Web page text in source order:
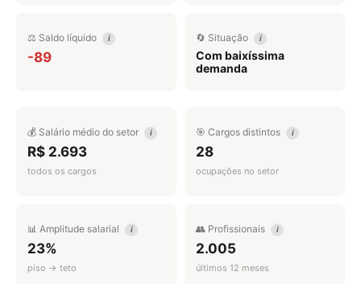
⚖️ Saldo líquido i
-89
🔄 Situação i
Com baixíssima
demanda
💰 Salário médio do setor i
R$ 2.693
todos os cargos
🎯 Cargos distintos i
28
ocupações no setor
📊 Amplitude salarial i
23%
piso → teto
👥 Profissionais i
2.005
últimos 12 meses